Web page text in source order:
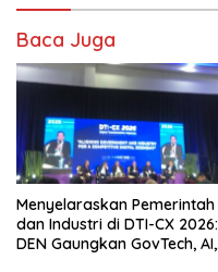
Baca Juga
Menyelaraskan Pemerintah
dan Industri di DTI-CX 2026:
DEN Gaungkan GovTech, AI,